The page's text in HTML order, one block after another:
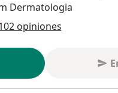
Dermatologia
opiniones